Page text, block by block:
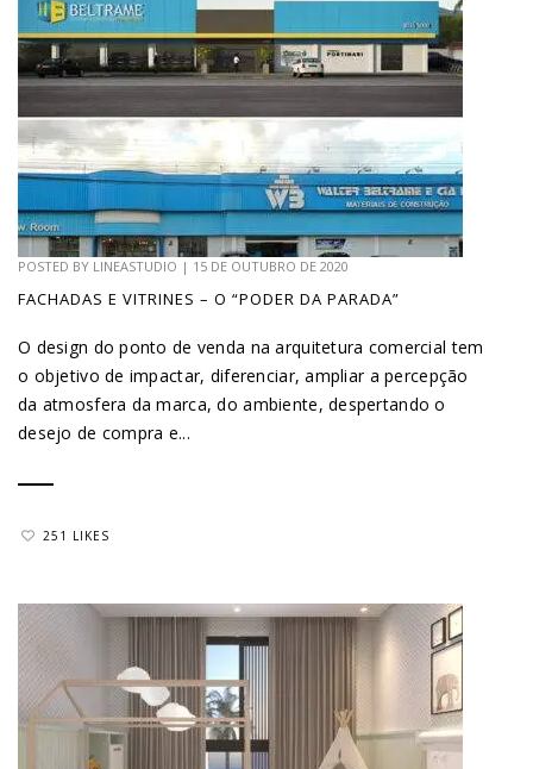
POSTED BY LINEASTUDIO | 15 DE OUTUBRO DE 2020
FACHADAS E VITRINES – O “PODER DA PARADA”
O design do ponto de venda na arquitetura comercial tem
o objetivo de impactar, diferenciar, ampliar a percepção
da atmosfera da marca, do ambiente, despertando o
desejo de compra e...
251 LIKES